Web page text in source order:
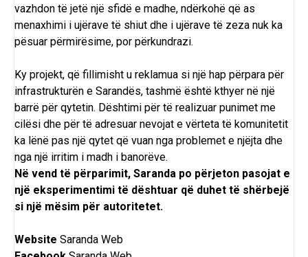
vazhdon të jetë një sfidë e madhe, ndërkohë që as
menaxhimi i ujërave të shiut dhe i ujërave të zeza nuk ka
pësuar përmirësime, por përkundrazi.
Ky projekt, që fillimisht u reklamua si një hap përpara për
infrastrukturën e Sarandës, tashmë është kthyer në një
barrë për qytetin. Dështimi për të realizuar punimet me
cilësi dhe për të adresuar nevojat e vërteta të komunitetit
ka lënë pas një qytet që vuan nga problemet e njëjta dhe
nga një irritim i madh i banorëve.
Në vend të përparimit, Saranda po përjeton pasojat e
një eksperimentimi të dështuar që duhet të shërbejë
si një mësim për autoritetet.
Website Saranda Web